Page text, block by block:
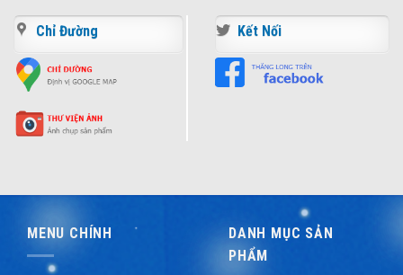
Chỉ Đường Kết Nối
MENU CHÍNH
DANH MỤC SẢN
PHẨM